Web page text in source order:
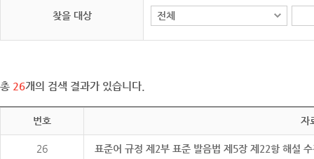
찾을 대상
총 26개의 검색 결과가 있습니다.
번호 자
26 표준어 규정 제2부 표준 발음법 제5장 제22항 해설